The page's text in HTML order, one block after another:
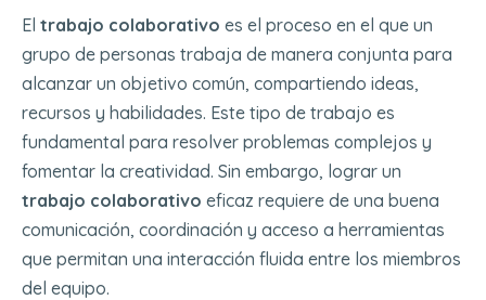
El trabajo colaborativo es el proceso en el que un
grupo de personas trabaja de manera conjunta para
alcanzar un objetivo común, compartiendo ideas,
recursos y habilidades. Este tipo de trabajo es
fundamental para resolver problemas complejos y
fomentar la creatividad. Sin embargo, lograr un
trabajo colaborativo eficaz requiere de una buena
comunicación, coordinación y acceso a herramientas
que permitan una interacción fluida entre los miembros
del equipo.